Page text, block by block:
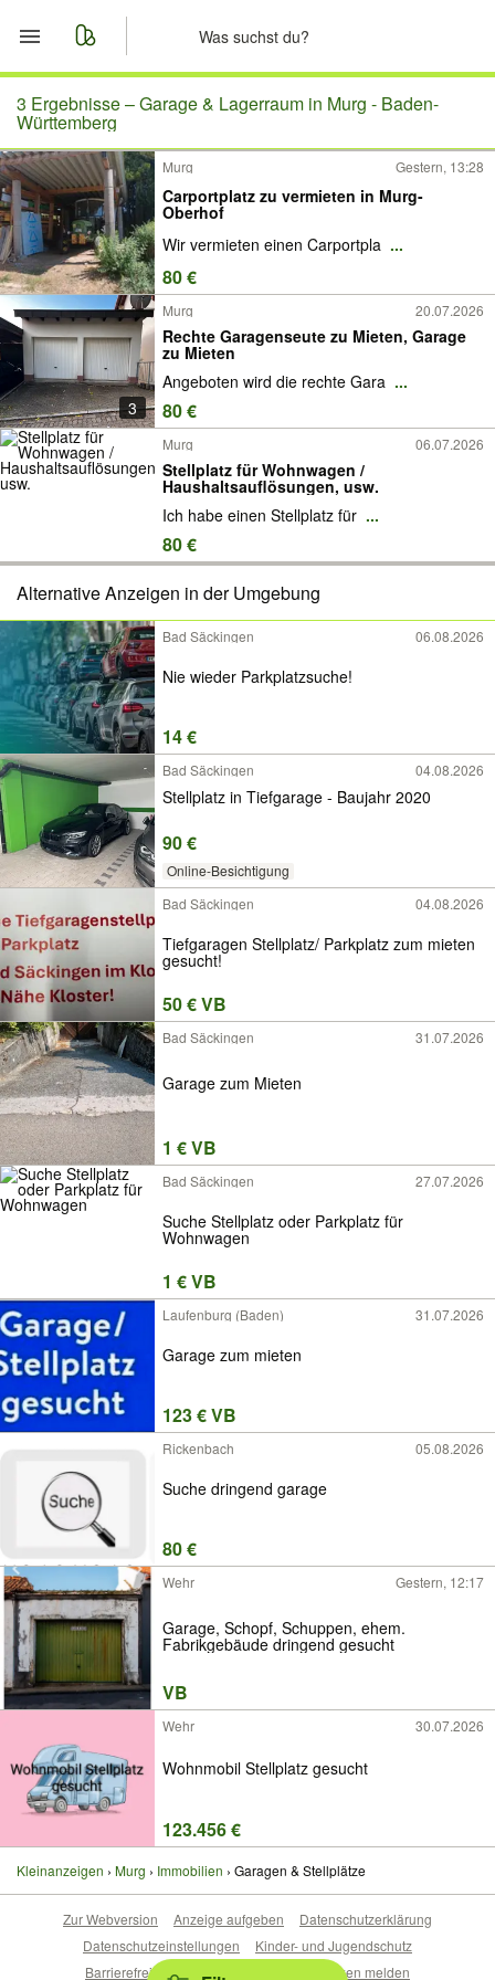
Start
Merkliste
Nachrichten
Anzeige aufgeben
3 Ergebnisse –Garage & Lagerraum in Murg - Baden-
Württemberg
Murg Gestern, 13:28
Carportplatz zu vermieten in Murg-
Oberhof
Wir vermieten einen Carportpla ...
80 €
3
Murg 20.07.2026
Rechte Garagenseute zu Mieten, Garage
zu Mieten
Angeboten wird die rechte Gara ...
80 €
Murg 06.07.2026
Stellplatz für Wohnwagen /
Haushaltsauflösungen, usw.
Ich habe einen Stellplatz für ...
80 €
Alternative Anzeigen in der Umgebung
Bad Säckingen 06.08.2026
Nie wieder Parkplatzsuche!
14 €
Bad Säckingen 04.08.2026
Stellplatz in Tiefgarage - Baujahr 2020
90 €
Online-Besichtigung
Bad Säckingen
04.08.2026
Tiefgaragen Stellplatz/ Parkplatz zum mieten
gesucht!
50 € VB
Bad Säckingen 31.07.2026
Garage zum Mieten
1 € VB
Bad Säckingen 27.07.2026
Suche Stellplatz oder Parkplatz für
Wohnwagen
1 € VB
Laufenburg (Baden) 31.07.2026
Garage zum mieten
123 € VB
Rickenbach 05.08.2026
Suche dringend garage
80 €
Wehr Gestern, 12:17
Garage, Schopf, Schuppen, ehem.
Fabrikgebäude dringend gesucht
VB
Wehr 30.07.2026
Wohnmobil Stellplatz gesucht
123.456 €
Kleinanzeigen Murg Immobilien Garagen & Stellplätze
Zur Webversion Anzeige aufgeben
Datenschutzerklärung
Datenschutzeinstellungen
Kinder- und Jugendschutz
Barrierefreiheitserklärung
Sicherheitslücken melden